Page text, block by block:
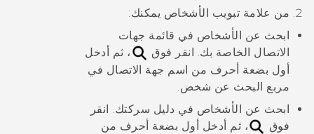
من علامة تبويب الأشخاص يمكنك:
ابحث عن الأشخاص في قائمة جهات
الاتصال الخاصة بك. انقر فوق
، ثم أدخل
أول بضعة أحرف من اسم جهة الاتصال في
مربع البحث عن شخص.
ابحث عن الأشخاص في دليل سركتك. انقر
فوق
، ثم أدخل أول بضعة أحرف من